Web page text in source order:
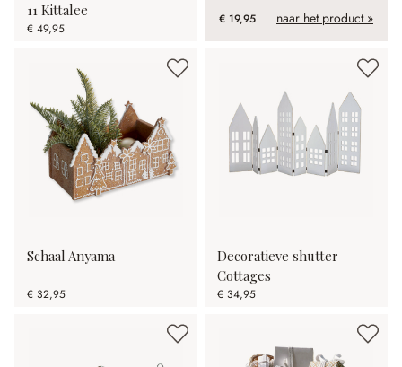
11 Kittalee
€ 49,95
€ 19,95 naar het product »
Schaal Anyama
€ 32,95
Decoratieve shutter
Cottages
€ 34,95